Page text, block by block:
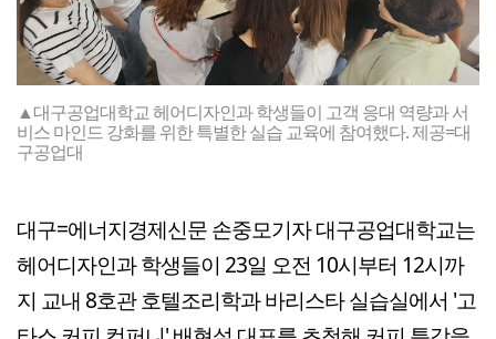
▲대구공업대학교 헤어디자인과 학생들이 고객 응대 역량과 서
비스 마인드 강화를 위한 특별한 실습 교육에 참여했다. 제공=대
구공업대
대구=에너지경제신문 손중모기자 대구공업대학교는
헤어디자인과 학생들이 23일 오전 10시부터 12시까
지 교내 8호관 호텔조리학과 바리스타 실습실에서 '고